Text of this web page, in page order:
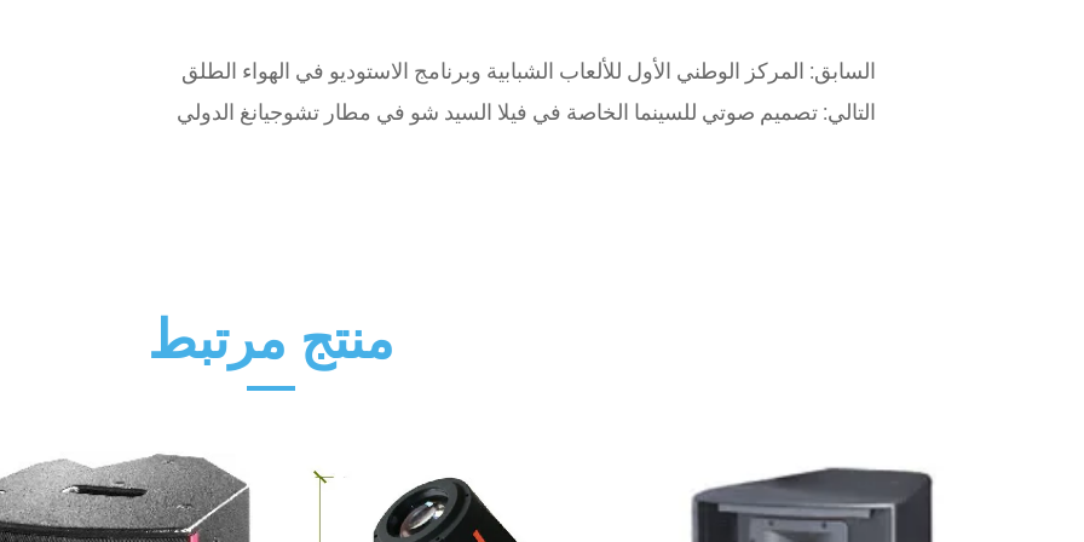
السابق: المركز الوطني الأول للألعاب الشبابية وبرنامج الاستوديو في الهواء الطلق
التالي: تصميم صوتي للسينما الخاصة في فيلا السيد شو في مطار تشوجيانغ الدولي
منتج مرتبط